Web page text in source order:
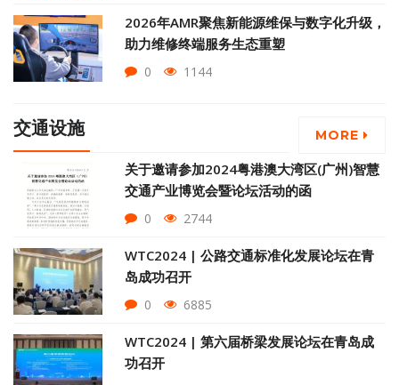
2026年AMR聚焦新能源维保与数字化升级，
助力维修终端服务生态重塑
0 1144
交通设施 MORE
关于邀请参加2024粤港澳大湾区(广州)智慧
交通产业博览会暨论坛活动的函
0 2744
WTC2024 | 公路交通标准化发展论坛在青
岛成功召开
0 6885
WTC2024 | 第六届桥梁发展论坛在青岛成
功召开